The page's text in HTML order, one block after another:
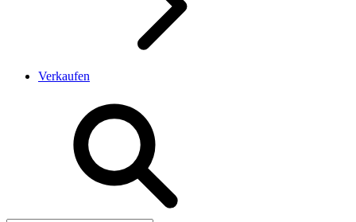
Verkaufen